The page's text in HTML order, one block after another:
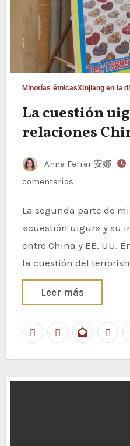
Minorías étnicasXinjiang en la
La cuestión
relaciones
Anna Ferrer 安娜
comentarios
La segunda parte de mi análisis sobre la
«cuestión uigur» y su
entre China y EE. UU.
la cuestión del
Leer más